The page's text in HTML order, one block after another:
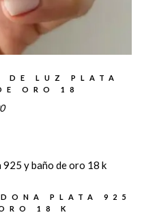
DE LUZ PLATA
ORO 18
PLATA 925
18 K